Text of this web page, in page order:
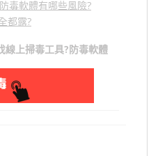
毒軟體有哪些風險?
都露?
線上掃毒工具?防毒軟體